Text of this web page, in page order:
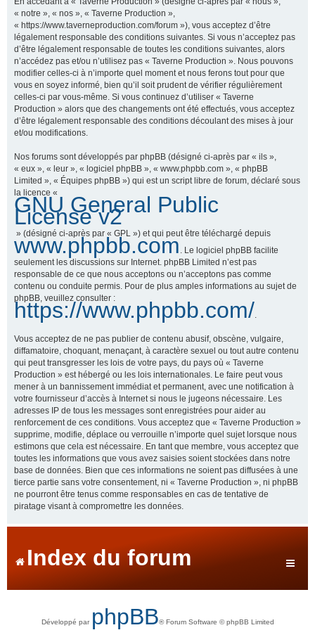
« notre », « nos », « Taverne Production »,
« https://www.taverneproduction.com/forum »), vous acceptez d’être
légalement responsable des conditions suivantes. Si vous n’acceptez pas
d’être légalement responsable de toutes les conditions suivantes, alors
n’accédez pas et/ou n’utilisez pas « Taverne Production ». Nous pouvons
modifier celles-ci à n’importe quel moment et nous ferons tout pour que
vous en soyez informé, bien qu’il soit prudent de vérifier régulièrement
celles-ci par vous-même. Si vous continuez d’utiliser « Taverne
Production » alors que des changements ont été effectués, vous acceptez
d’être légalement responsable des conditions découlant des mises à jour
et/ou modifications.
Nos forums sont développés par phpBB (désigné ci-après par « ils »,
« eux », « leur », « logiciel phpBB », « www.phpbb.com », « phpBB
Limited », « Équipes phpBB ») qui est un script libre de forum, déclaré sous
la licence «
GNU General Public
License v2
» (désigné ci-après par « GPL ») et qui peut être téléchargé depuis
www.phpbb.com
. Le logiciel phpBB facilite
seulement les discussions sur Internet. phpBB Limited n’est pas
responsable de ce que nous acceptons ou n’acceptons pas comme
contenu ou conduite permis. Pour de plus amples informations au sujet de
phpBB, veuillez consulter :
https://www.phpbb.com/
Vous acceptez de ne pas publier de contenu abusif, obscène, vulgaire,
diffamatoire, choquant, menaçant, à caractère sexuel ou tout autre contenu
qui peut transgresser les lois de votre pays, du pays où « Taverne
Production » est hébergé ou les lois internationales. Le faire peut vous
mener à un bannissement immédiat et permanent, avec une notification à
votre fournisseur d’accès à Internet si nous le jugeons nécessaire. Les
adresses IP de tous les messages sont enregistrées pour aider au
renforcement de ces conditions. Vous acceptez que « Taverne Production »
supprime, modifie, déplace ou verrouille n’importe quel sujet lorsque nous
estimons que cela est nécessaire. En tant que membre, vous acceptez que
toutes les informations que vous avez saisies soient stockées dans notre
base de données. Bien que ces informations ne soient pas diffusées à une
tierce partie sans votre consentement, ni « Taverne Production », ni phpBB
ne pourront être tenus comme responsables en cas de tentative de
piratage visant à compromettre les données.
Index du forum
Développé par phpBB® Forum Software © phpBB Limited